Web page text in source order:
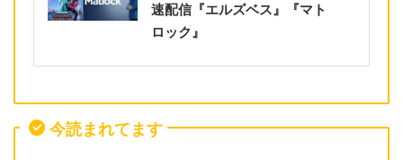
速配信『エルズベス』『マト
ロック』
今読まれてます